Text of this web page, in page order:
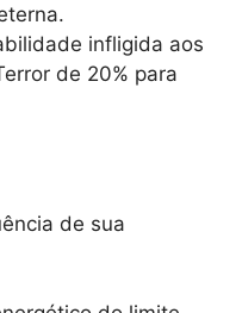
infligida aos
de 20% para
de sua